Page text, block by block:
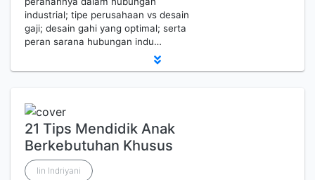
industrial; tipe perusahaan vs desain
gaji; desain gahi yang optimal; serta
peran sarana hubungan indu…
21 Tips Mendidik Anak
Berkebutuhan Khusus
Iin Indriyani